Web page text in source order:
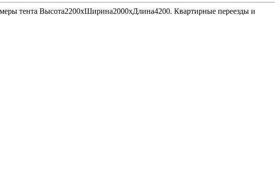
тента Высота2200хШирина2000хДлина4200. Квартирные переезды и